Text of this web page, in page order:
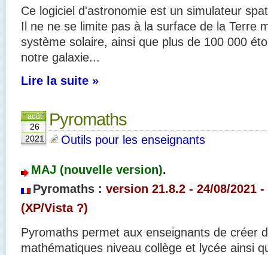
Ce logiciel d'astronomie est un simulateur
Il ne ne se limite pas à la surface de la Terre
système solaire, ainsi que plus de 100 000
notre galaxie...
Lire la suite »
août
26
2021
Pyromaths
Outils pour les enseignants
MAJ (nouvelle version).
Pyromaths : version 21.8.2 - 24/08/2021
(XP/Vista ?)
Pyromaths permet aux enseignants de créer
mathématiques niveau collège et lycée ainsi